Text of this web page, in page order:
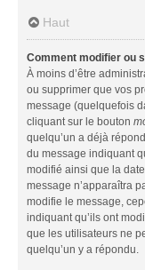
Haut
Comment modifier ou
À moins d’être
ou supprimer que vos
message (quelquefois
cliquant sur le bouton
quelqu’un a déjà
du message indiquant
modifié ainsi que la
message n’apparaîtra
modifie le message,
indiquant qu’ils ont
que les utilisateurs ne
quelqu’un y a répondu.